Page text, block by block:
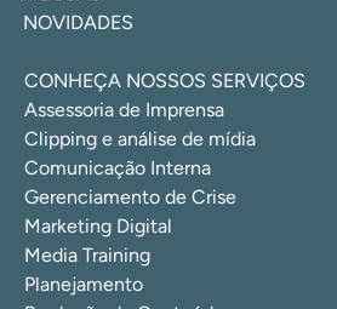
NOVIDADES
CONHEÇA NOSSOS SERVIÇOS
Assessoria de Imprensa
Clipping e análise de mídia
Comunicação Interna
Gerenciamento de Crise
Marketing Digital
Media Training
Planejamento